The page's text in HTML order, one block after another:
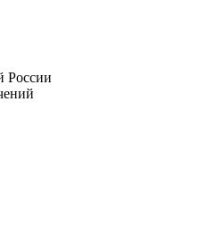
России